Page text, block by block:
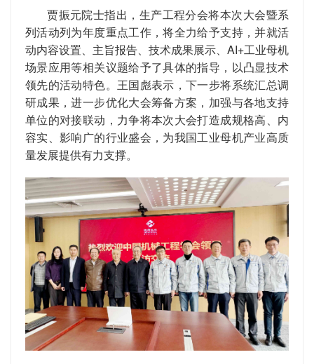
贾振元院士指出，生产工程分会将本次大会暨系
列活动列为年度重点工作，将全力给予支持，并就活
动内容设置、主旨报告、技术成果展示、AI+工业母机
场景应用等相关议题给予了具体的指导，以凸显技术
领先的活动特色。王国彪表示，下一步将系统汇总调
研成果，进一步优化大会筹备方案，加强与各地支持
单位的对接联动，力争将本次大会打造成规格高、内
容实、影响广的行业盛会，为我国工业母机产业高质
量发展提供有力支撑。